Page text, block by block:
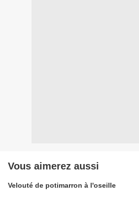
Vous aimerez aussi
Velouté de potimarron à l'oseille